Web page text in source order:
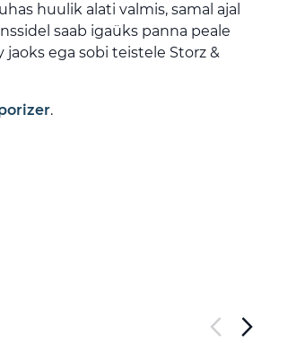
huulik alati valmis, samal ajal
saab igaüks panna peale
ega sobi teistele Storz &
.